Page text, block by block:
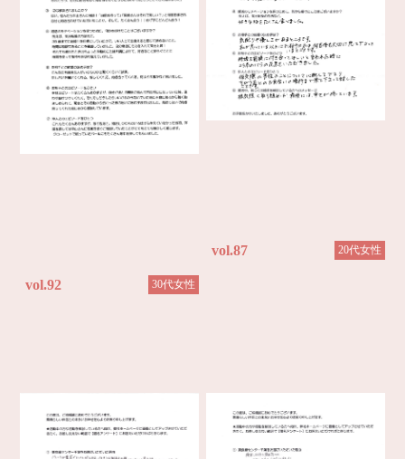
vol.92 30代女性
vol.87 20代女性